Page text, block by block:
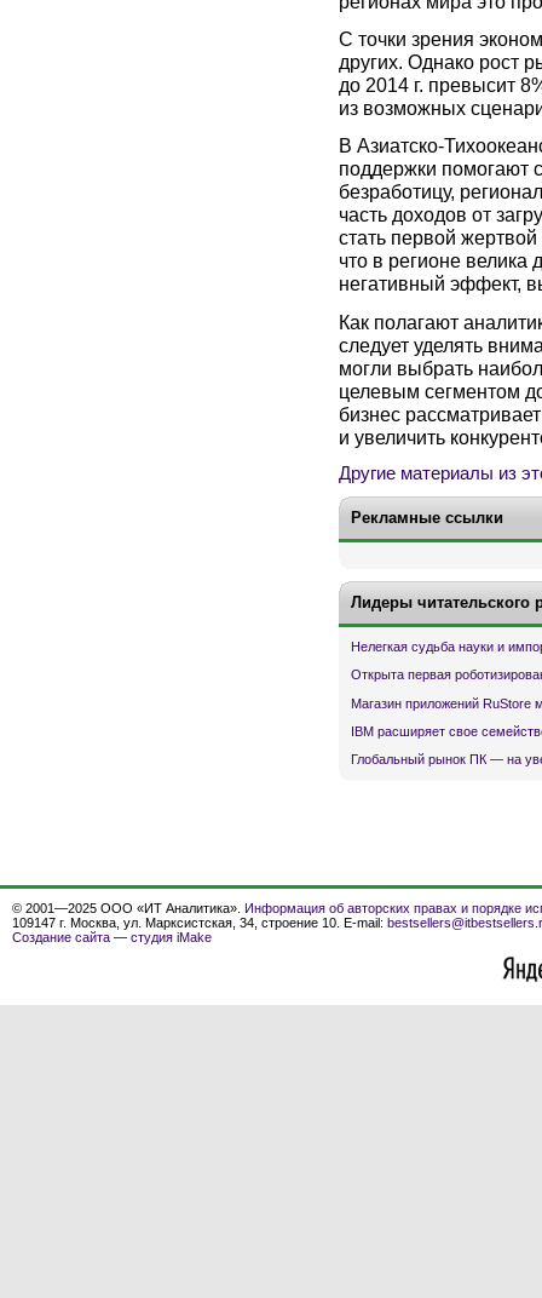
С точки зрения
других. Однако рост
до 2014 г. превысит
из возможных
В Азиатско-
поддержки помогают
безработицу,
часть доходов от
стать первой
что в регионе велика
негативный эффект,
Как полагают
следует уделять
могли выбрать
целевым сегментом
бизнес
и увеличить
Другие материалы из
Рекламные ссылки
Лидеры читательского
Нелегкая судьба науки и
Открыта первая
Магазин приложений RuStore
IBM расширяет свое
Глобальный рынок ПК — на
© 2001—2025 ООО «ИТ Аналитика». Информация об авторских правах и порядке
109147 г. Москва, ул. Марксистская, 34, строение 10. E-mail:
Создание сайта — студия iMake